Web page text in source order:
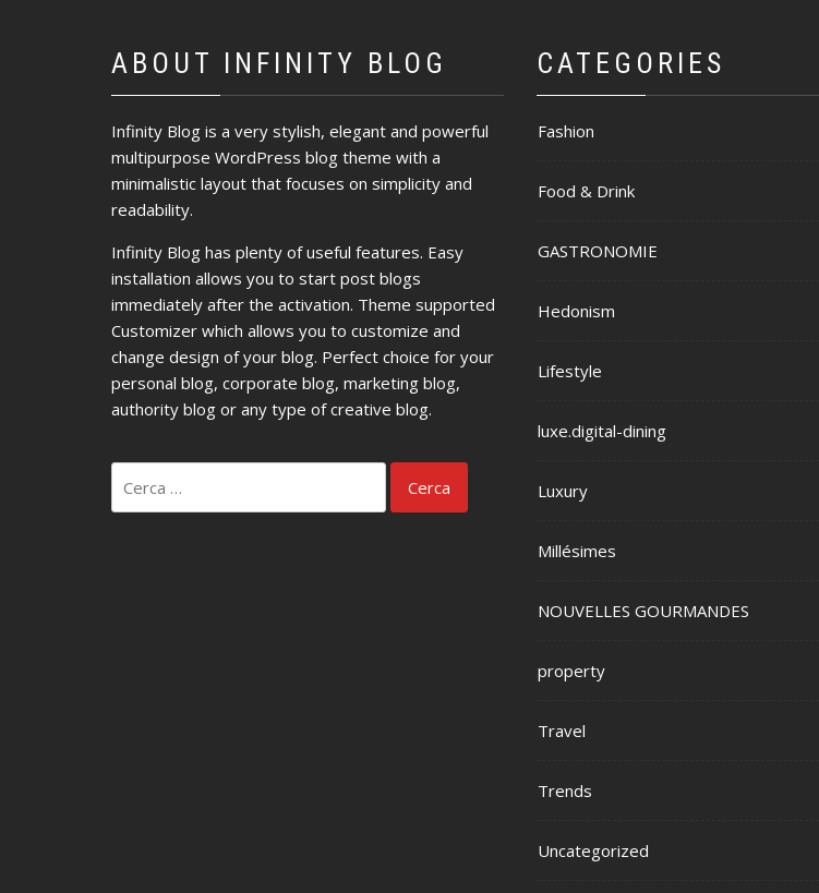
ABOUT INFINITY BLOG
Infinity Blog is a very stylish, elegant and powerful
multipurpose WordPress blog theme with a
minimalistic layout that focuses on simplicity and
readability.
Infinity Blog has plenty of useful features. Easy
installation allows you to start post blogs
immediately after the activation. Theme supported
Customizer which allows you to customize and
change design of your blog. Perfect choice for your
personal blog, corporate blog, marketing blog,
authority blog or any type of creative blog.
per:
CATEGORIES
Fashion
Food & Drink
GASTRONOMIE
Hedonism
Lifestyle
luxe.digital-dining
Luxury
Millésimes
NOUVELLES GOURMANDES
property
Travel
Trends
Uncategorized